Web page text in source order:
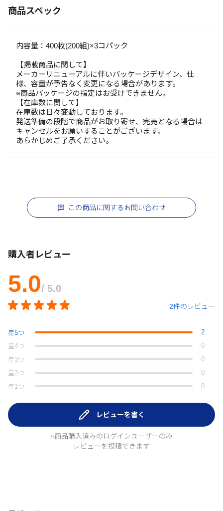
商品スペック
内容量：400枚(200組)×3コパック
【掲載商品に関して】
メーカーリニューアルに伴いパッケージデザイン、仕
様、容量が予告なく変更になる場合があります。
※商品パッケージの指定はお受けできません。
【在庫数に関して】
在庫数は日々変動しております。
発送準備の段階で商品がお取り寄せ、完売となる場合は
キャンセルをお願いすることがございます。
あらかじめご了承ください。
この商品に関するお問い合わせ
購入者レビュー
5.0/ 5.0
2件のレビュー
星5つ
2
星4つ
0
星 3つ
0
星 2つ
0
星 1つ 0
レビューを書く
※商品購入済みのログインユーザーのみ
レビューを投稿できます